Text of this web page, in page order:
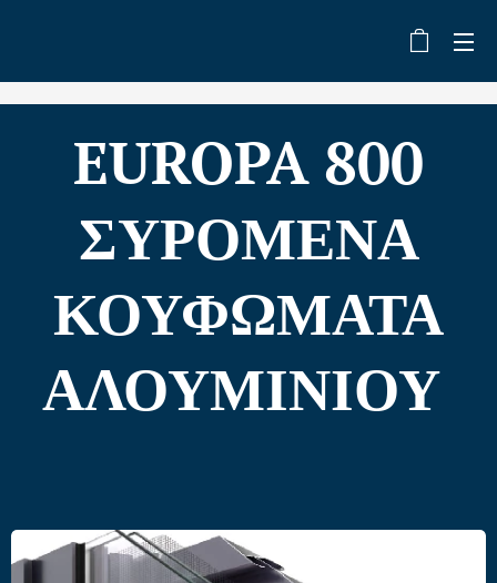
EUROPA 800
ΣΥΡΟΜΕΝΑ
ΚΟΥΦΩΜΑΤΑ
ΑΛΟΥΜΙΝΙΟΥ